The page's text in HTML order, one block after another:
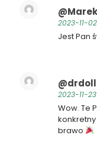
2023-11-
Jest Pan
2023-11-
Wow. Te
brawo